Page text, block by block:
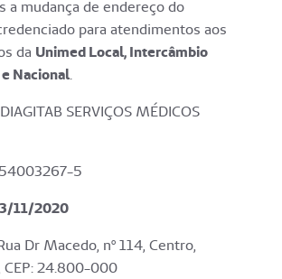
a mudança de endereço do
para atendimentos aos
da Unimed Local, Intercâmbio
Nacional.
DIAGITAB SERVIÇOS MÉDICOS
54003267-5
/11/2020
Dr Macedo, nº 114, Centro,
CEP: 24.800-000